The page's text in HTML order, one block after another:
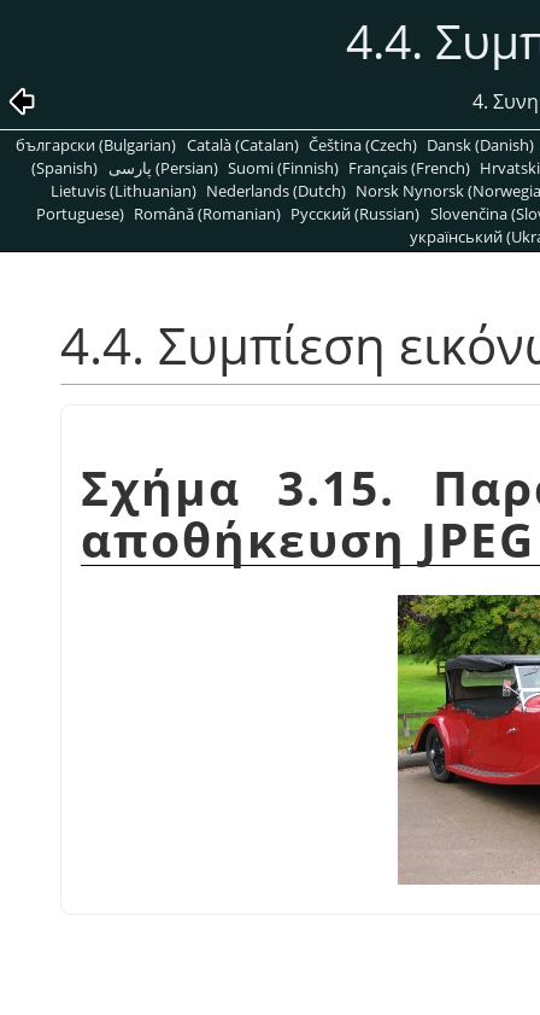
4.4.
4.
български (Bulgarian) Català (Catalan) Čeština (Czech) Dansk (Danish)
(Spanish)
پارسی (Persian) Suomi (Finnish) Français (French)
Lietuvis (Lithuanian) Nederlands (Dutch) Norsk Nynorsk
Portuguese) Română (Romanian) Pусский (Russian) Slovenčina
український
4.4. Συμπίεση
Σχήμα 3.15.
αποθήκευση JPEG